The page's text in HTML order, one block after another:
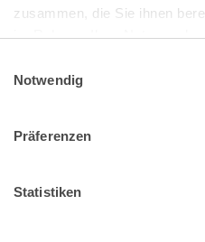
zusammen, die Sie ihnen
im Rahmen Ihrer Nutzung
Impressum
Notwendig
Präferenzen
Statistiken
Pressemitteilungen|AGB
Impressum|Datenschutz
Muster Widerrufsformular